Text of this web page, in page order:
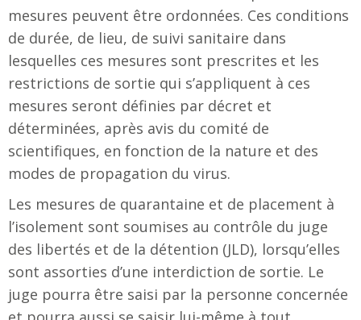
mesures peuvent être ordonnées. Ces conditions
de durée, de lieu, de suivi sanitaire dans
lesquelles ces mesures sont prescrites et les
restrictions de sortie qui s’appliquent à ces
mesures seront définies par décret et
déterminées, après avis du comité de
scientifiques, en fonction de la nature et des
modes de propagation du virus.
Les mesures de quarantaine et de placement à
l’isolement sont soumises au contrôle du juge
des libertés et de la détention (JLD), lorsqu’elles
sont assorties d’une interdiction de sortie. Le
juge pourra être saisi par la personne concernée